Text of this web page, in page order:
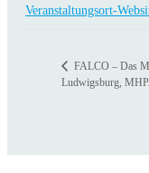
Veranstaltungsort-
FALCO – Das
Ludwigsburg,